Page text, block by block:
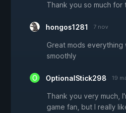
Thank you so much for
hongos1281 7 nov
Great mods everything
smoothly
OptionalStick298 19
Thank you very much,
game fan, but I really